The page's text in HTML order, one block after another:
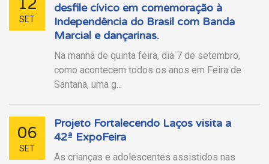
12
SET
desfile cívico em comemoração à
Independência do Brasil com Banda
Marcial e dançarinas.
Na manhã de quinta feira, dia 7 de setembro,
como acontecem todos os anos em Feira de
Santana, uma g...
06
SET
Projeto Fortalecendo Laços visita a
42ª ExpoFeira
As crianças e adolescentes assistidos nas